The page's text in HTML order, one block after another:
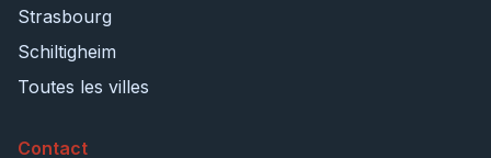
Strasbourg
Schiltigheim
Toutes les villes
Contact